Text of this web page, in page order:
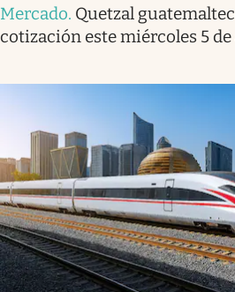
Mercado. Quetzal
cotización este miércoles 5 de